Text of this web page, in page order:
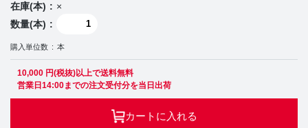
在庫(本)
×
数量(本)
購入単位数 本
10,000 円(税抜)以上で送料無料
営業日14:00までの注文受付分を当日出荷
カートに入れる